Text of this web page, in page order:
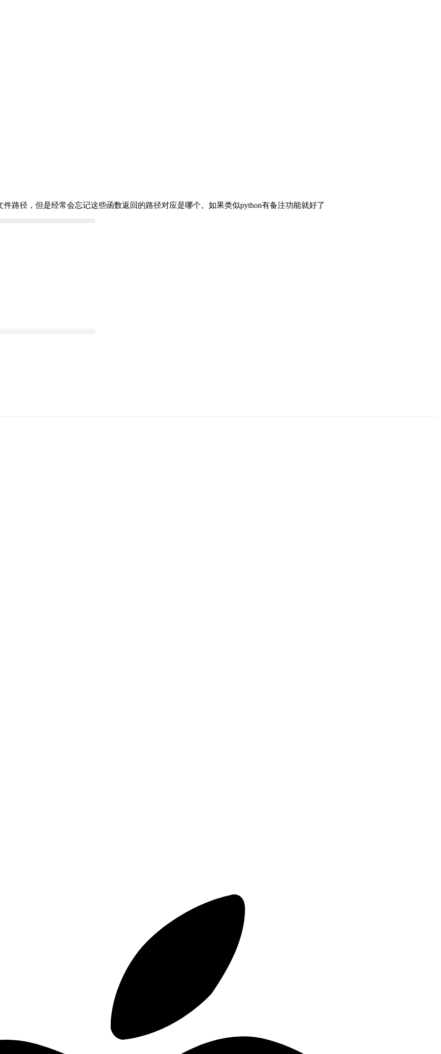
路径，但是经常会忘记这些函数返回的路径对应是哪个。如果类似python有备注功能就好了